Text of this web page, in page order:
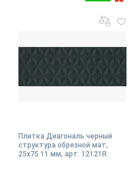
Плитка Диагональ черный
структура обрезной мат,
25x75 11 мм, арт. 12121R